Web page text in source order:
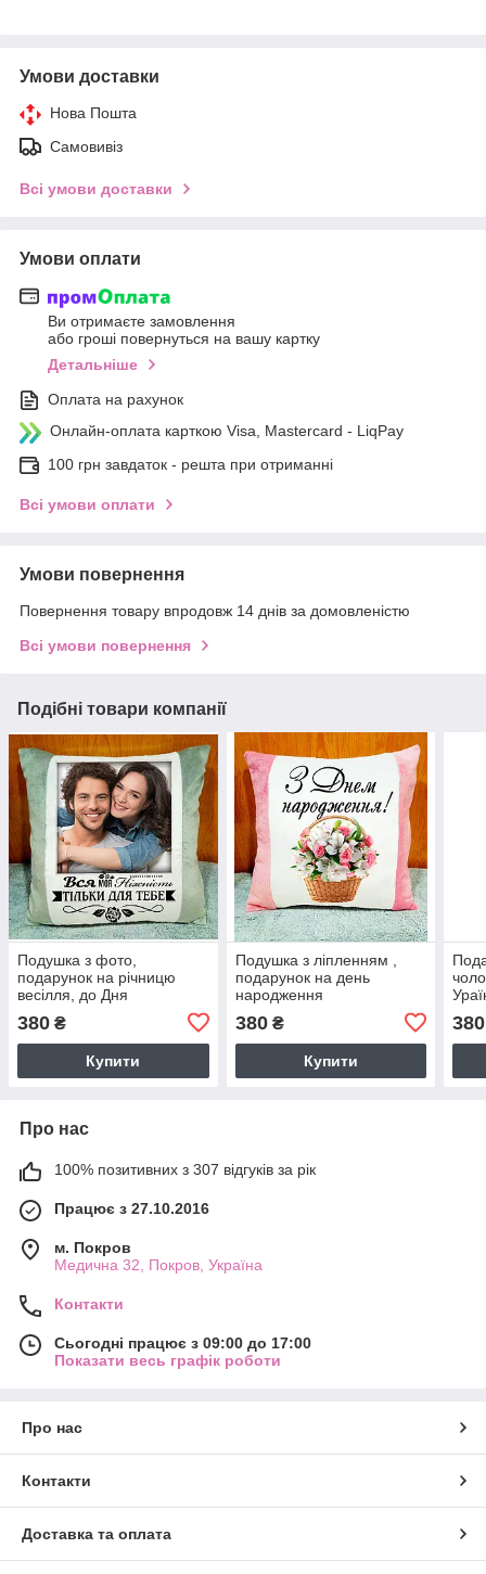
Умови доставки
Нова Пошта
Самовивіз
Всі умови доставки
Умови оплати
Ви отримаєте замовлення
або гроші повернуться на вашу картку
Детальніше
Оплата на рахунок
Онлайн-оплата карткою Visa, Mastercard - LiqPay
100 грн завдаток - решта при отриманні
Всі умови оплати
Умови повернення
Повернення товару впродовж 14 днів за домовленістю
Всі умови повернення
Подібні товари компанії
Подушка з фото,
подарунок на річницю
весілля, до Дня
Закоханих. Колір подушки
- сірий
380 ₴
Купити
Подушка з ліпленням ,
подарунок на день
народження
380₴
Купити
380
Про нас
100% позитивних з 307 відгуків за рік
Працює з 27.10.2016
м. Покров
Медична 32, Покров, Україна
Контакти
Сьогодні працює з 09:00 до 17:00
Показати весь графік роботи
Про нас
Контакти
Доставка та оплата